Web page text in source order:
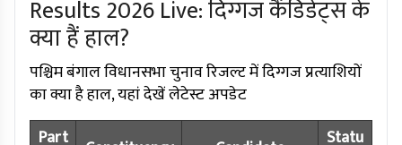
Results 2026 Live: दिग्गज कैंडिडेट्स के
क्या हैं हाल?
पश्चिम बंगाल विधानसभा चुनाव रिजल्ट में दिग्गज प्रत्याशियों
का क्या है हाल, यहां देखें लेटेस्ट अपडेट
Part
Statu